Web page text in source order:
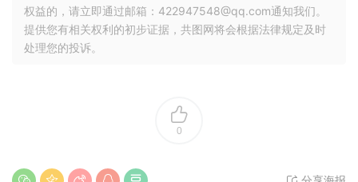
权益的，请立即通过邮箱：422947548@qq.com通知我们。
提供您有相关权利的初步证据，共图网将会根据法律规定及时
处理您的投诉。
0